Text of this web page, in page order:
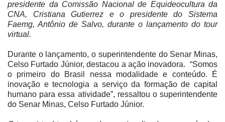
presidente da Comissão Nacional de Equideocultura da
CNA, Cristiana Gutierrez e o presidente do Sistema
Faemg, Antônio de Salvo, durante o lançamento do tour
virtual.
Durante o lançamento, o superintendente do Senar Minas,
Celso Furtado Júnior, destacou a ação inovadora. “Somos
o primeiro do Brasil nessa modalidade e conteúdo. É
inovação e tecnologia a serviço da formação de capital
humano para essa atividade”, ressaltou o superintendente
do Senar Minas, Celso Furtado Júnior.